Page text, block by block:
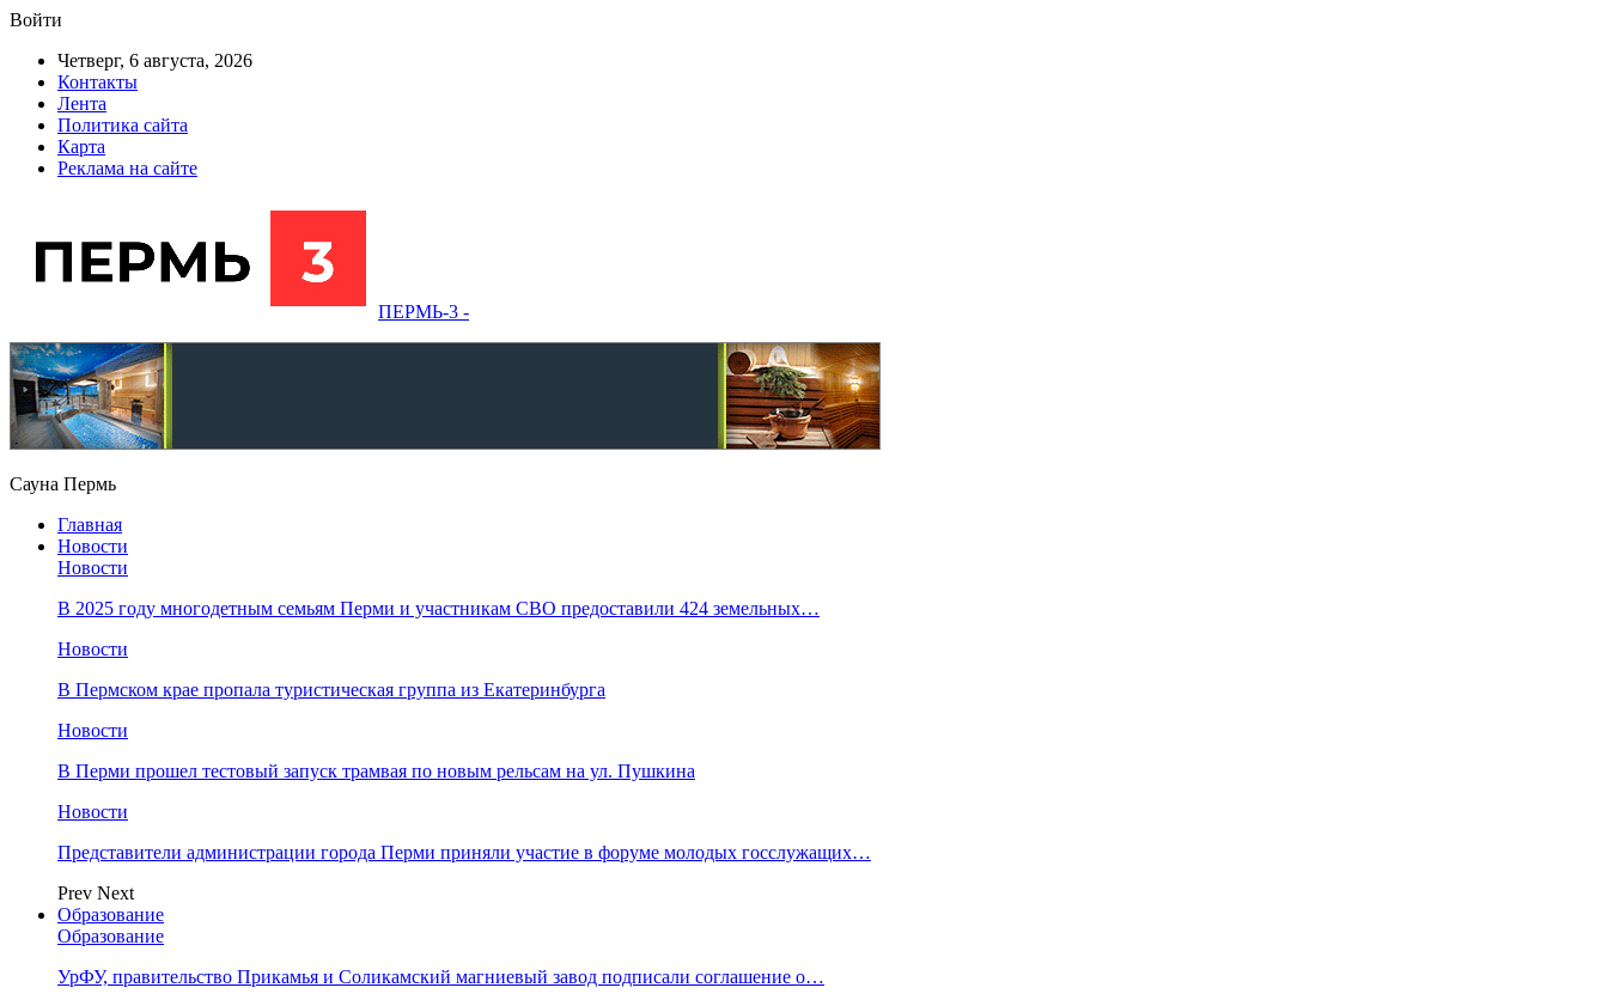
Войти
Четверг, 6 августа, 2026
Контакты
Лента
Политика сайта
Карта
Реклама на сайте
ПЕРМЬ-3 -
Сауна Пермь
Главная
Новости
Новости
В 2025 году многодетным семьям Перми и участникам СВО предоставили 424 земельных…
Новости
​В Пермском крае пропала туристическая группа из Екатеринбурга
Новости
В Перми прошел тестовый запуск трамвая по новым рельсам на ул. Пушкина
Новости
Представители администрации города Перми приняли участие в форуме молодых госслужащих…
Prev Next
Образование
Образование
УрФУ, правительство Прикамья и Соликамский магниевый завод подписали соглашение о…